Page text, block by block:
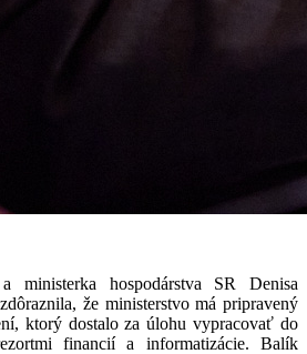
ministerka hospodárstva SR Denisa
že ministerstvo má pripravený
ktorý dostalo za úlohu vypracovať do
financií a informatizácie. Balík